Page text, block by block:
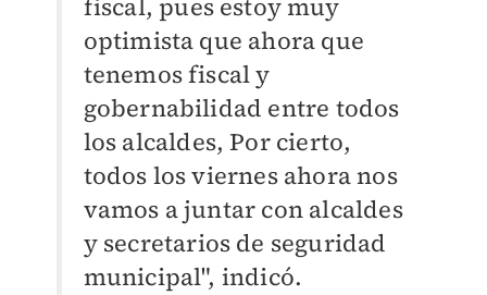
fiscal, pues estoy muy
optimista que ahora que
tenemos fiscal y
gobernabilidad entre todos
los alcaldes, Por cierto,
todos los viernes ahora nos
vamos a juntar con alcaldes
y secretarios de seguridad
municipal", indicó.